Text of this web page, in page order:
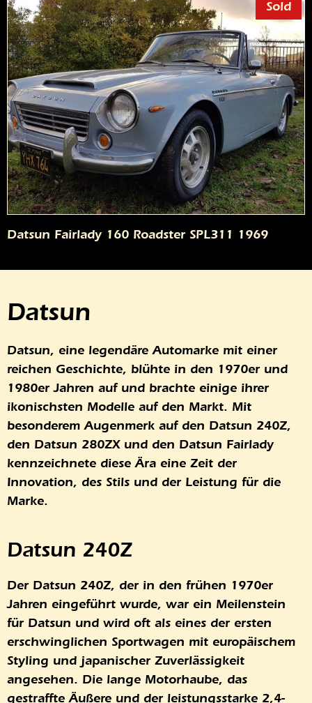
Sold
Datsun Fairlady 160 Roadster SPL311 1969
Datsun
Datsun, eine legendäre Automarke mit einer
reichen Geschichte, blühte in den 1970er und
1980er Jahren auf und brachte einige ihrer
ikonischsten Modelle auf den Markt. Mit
besonderem Augenmerk auf den Datsun 240Z,
den Datsun 280ZX und den Datsun Fairlady
kennzeichnete diese Ära eine Zeit der
Innovation, des Stils und der Leistung für die
Marke.
Datsun 240Z
Der Datsun 240Z, der in den frühen 1970er
Jahren eingeführt wurde, war ein Meilenstein
für Datsun und wird oft als eines der ersten
erschwinglichen Sportwagen mit europäischem
Styling und japanischer Zuverlässigkeit
angesehen. Die lange Motorhaube, das
gestraffte Äußere und der leistungsstarke 2,4-